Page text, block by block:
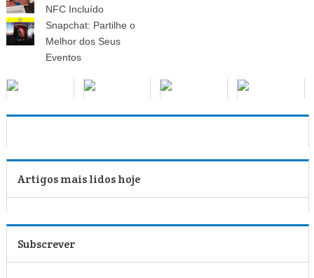
NFC Incluído
Snapchat: Partilhe o
Melhor dos Seus
Eventos
Artigos mais lidos hoje
Subscrever